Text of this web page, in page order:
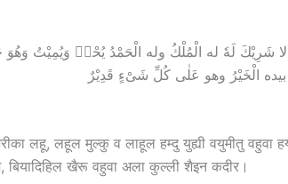
لا شَرِيْكَ لَهٗ له الْمُلْكُ وله الْحَمْدُ يُحْىٖ وَيُمِيْتُ وَهُوَ
लहू, लहूल मुल्कु व लाहूल हम्दु युह्यी वयुमीतु वहुवा
खैरू वहुवा अला कुल्ली शैइन कदीर।